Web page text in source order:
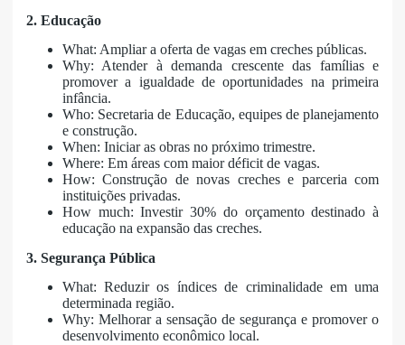
2. Educação
What: Ampliar a oferta de vagas em creches públicas.
Why: Atender à demanda crescente das famílias e
promover a igualdade de oportunidades na primeira
infância.
Who: Secretaria de Educação, equipes de planejamento
e construção.
When: Iniciar as obras no próximo trimestre.
Where: Em áreas com maior déficit de vagas.
How: Construção de novas creches e parceria com
instituições privadas.
How much: Investir 30% do orçamento destinado à
educação na expansão das creches.
3. Segurança Pública
What: Reduzir os índices de criminalidade em uma
determinada região.
Why: Melhorar a sensação de segurança e promover o
desenvolvimento econômico local.